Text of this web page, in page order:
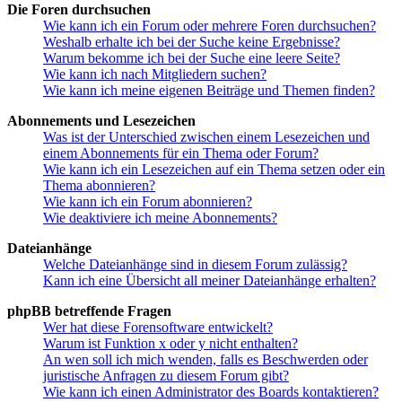
Die Foren durchsuchen
Wie kann ich ein Forum oder mehrere Foren durchsuchen?
Weshalb erhalte ich bei der Suche keine Ergebnisse?
Warum bekomme ich bei der Suche eine leere Seite?
Wie kann ich nach Mitgliedern suchen?
Wie kann ich meine eigenen Beiträge und Themen finden?
Abonnements und Lesezeichen
Was ist der Unterschied zwischen einem Lesezeichen und
einem Abonnements für ein Thema oder Forum?
Wie kann ich ein Lesezeichen auf ein Thema setzen oder ein
Thema abonnieren?
Wie kann ich ein Forum abonnieren?
Wie deaktiviere ich meine Abonnements?
Dateianhänge
Welche Dateianhänge sind in diesem Forum zulässig?
Kann ich eine Übersicht all meiner Dateianhänge erhalten?
phpBB betreffende Fragen
Wer hat diese Forensoftware entwickelt?
Warum ist Funktion x oder y nicht enthalten?
An wen soll ich mich wenden, falls es Beschwerden oder
juristische Anfragen zu diesem Forum gibt?
Wie kann ich einen Administrator des Boards kontaktieren?